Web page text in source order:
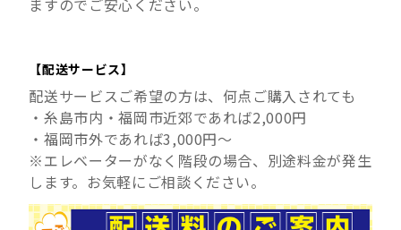
ますのでご安心ください。
【配送サービス】
配送サービスご希望の方は、何点ご購入されても
・糸島市内・福岡市近郊であれば2,000円
・福岡市外であれば3,000円～
※エレベーターがなく階段の場合、別途料金が発生
します。お気軽にご相談ください。